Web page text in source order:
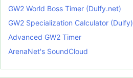
GW2 World Boss Timer (Dulfy.net)
GW2 Specialization Calculator (Dulfy)
Advanced GW2 Timer
ArenaNet's SoundCloud